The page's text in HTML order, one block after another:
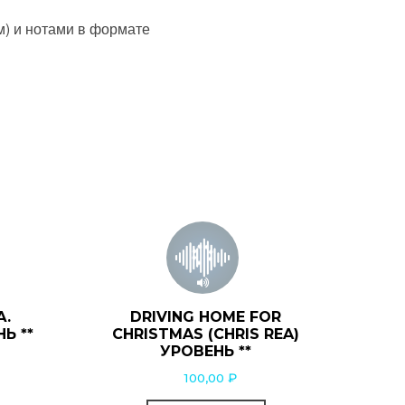
и нотами в формате
**
DRIVING HOME FOR
CHRISTMAS (CHRIS REA)
УРОВЕНЬ **
100,00₽